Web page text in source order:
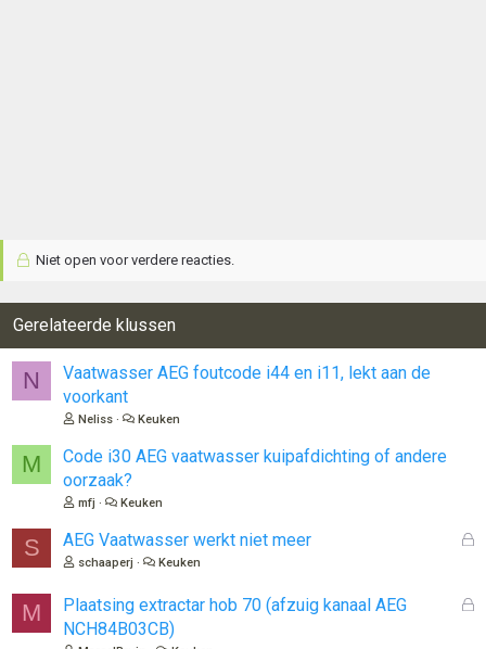
Niet open voor verdere reacties.
Gerelateerde klussen
N
Vaatwasser AEG foutcode i44 en i11, lekt aan de
voorkant
Neliss Keuken
M
Code i30 AEG vaatwasser kuipafdichting of andere
oorzaak?
mfj Keuken
S
G
AEG Vaatwasser werkt niet meer
schaaperj Keuken
M
G
Plaatsing extractar hob 70 (afzuig kanaal AEG
NCH84B03CB)